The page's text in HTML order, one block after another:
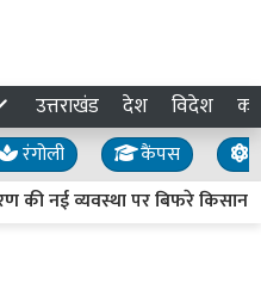
उत्तराखंड देश विदेश
रंगोली कैंपस
नई व्यवस्था पर बिफरे किसान,